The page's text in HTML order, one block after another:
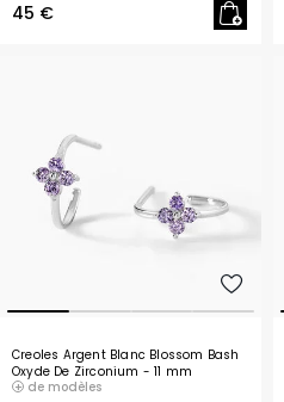
45 €
Creoles Argent Blanc Blossom Bash
Oxyde De Zirconium - 11 mm
de modèles